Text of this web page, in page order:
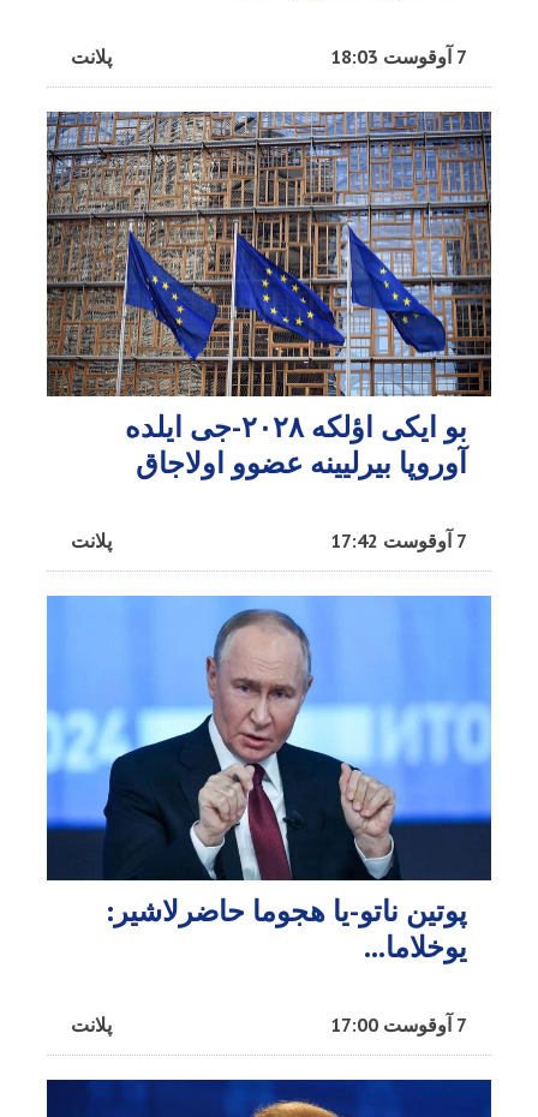
پلانت 7 آوقوست 18:03
بو ایکی اؤلکه ۲۰۲۸-جی ایلده
آوروپا بیرلیینه عضوو اولاجاق
پلانت 7 آوقوست 17:42
پوتین ناتو-یا هجوما حاضرلاشیر:
یوخلاما...
پلانت 7 آوقوست 17:00